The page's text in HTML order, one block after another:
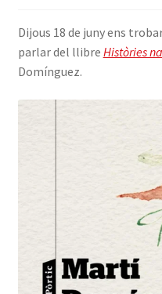
INICIA SESSIÓ
Dijous 18 de juny ens
parlar del llibre Històries
Domínguez.